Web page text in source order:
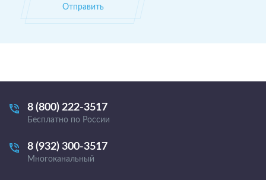
Отправить
8 (800) 222-3517
Бесплатно по России
8 (932) 300-3517
Многоканальный